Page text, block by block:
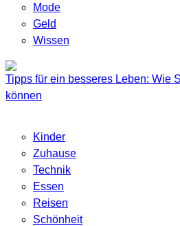
Mode
Geld
Wissen
Tipps für ein besseres Leben: Wie
können
Kinder
Zuhause
Technik
Essen
Reisen
Schönheit